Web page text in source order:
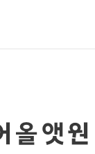
올 앳 원